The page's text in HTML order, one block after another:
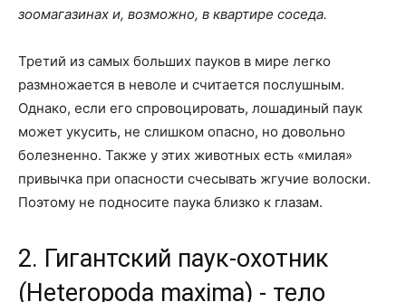
зоомагазинах и, возможно, в квартире соседа.
Третий из самых больших пауков в мире легко
размножается в неволе и считается послушным.
Однако, если его спровоцировать, лошадиный паук
может укусить, не слишком опасно, но довольно
болезненно. Также у этих животных есть «милая»
привычка при опасности счесывать жгучие волоски.
Поэтому не подносите паука близко к глазам.
2. Гигантский паук-охотник
(Heteropoda maxima) - тело